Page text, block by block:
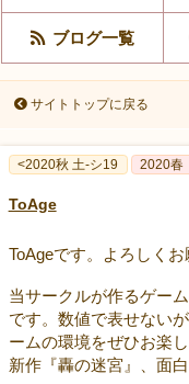
ブログ一覧
サイトトップに戻る
<2020秋 土-シ19 2020春
ToAge
ToAgeです。よろしくお
当サークルが作るゲー
です。数値で表せない
ームの環境をぜひお楽
新作『轟の迷宮』、面白